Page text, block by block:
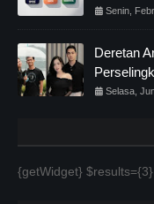
Senin,
Deretan
Selasa,
{getWidget}